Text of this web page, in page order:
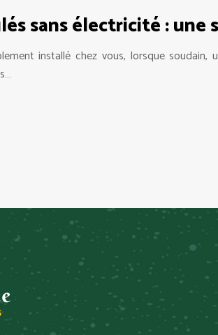
sans électricité :
installé chez vous, lorsque